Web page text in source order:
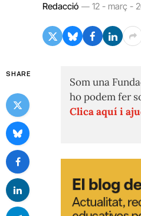
Redacció 12 - març -
SHARE
Som una
ho podem fer
Clica aquí i